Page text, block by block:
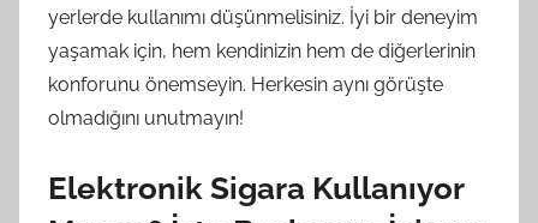
yerlerde kullanımı düşünmelisiniz. İyi bir deneyim
yaşamak için, hem kendinizin hem de diğerlerinin
konforunu önemseyin. Herkesin aynı görüşte
olmadığını unutmayın!
Elektronik Sigara Kullanıyor